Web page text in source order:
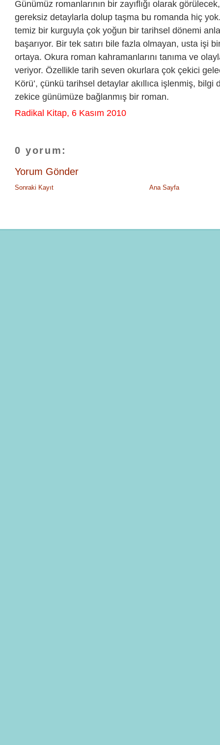
Günümüz romanlarının bir zayıflığı olarak
gereksiz detaylarla dolup taşma bu romanda hiç
temiz bir kurguyla çok yoğun bir tarihsel dönemi
başarıyor. Bir tek satırı bile fazla olmayan, usta işi
ortaya. Okura roman kahramanlarını tanıma ve
veriyor. Özellikle tarih seven okurlara çok çekici
Körü’, çünkü tarihsel detaylar akıllıca işlenmiş, bilgi
zekice günümüze bağlanmış bir roman.
Radikal Kitap, 6 Kasım 2010
0 yorum:
Yorum Gönder
Sonraki Kayıt Ana Sayfa